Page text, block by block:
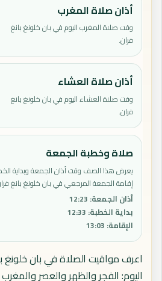
أذان صلاة المغرب
وقت صلاة المغرب اليوم في بان خلونغ بانغ
فران.
أذان صلاة العشاء
وقت صلاة العشاء اليوم في بان خلونغ بانغ
فران.
صلاة وخطبة الجمعة
يعرض هذا الصف وقت أذان الجمعة وبداية
إقامة الجمعة المرجعي في بان خلونغ بانغ
أذان الجمعة:
12:23
بداية الخطبة:
12:33
الإقامة:
13:03
اعرف مواقيت الصلاة في بان خلونغ
اليوم: الفجر والظهر والعصر